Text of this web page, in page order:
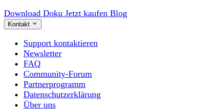
Download Doku Jetzt kaufen Blog
Kontakt
Support kontaktieren
Newsletter
FAQ
Community-Forum
Partnerprogramm
Datenschutzerklärung
Über uns